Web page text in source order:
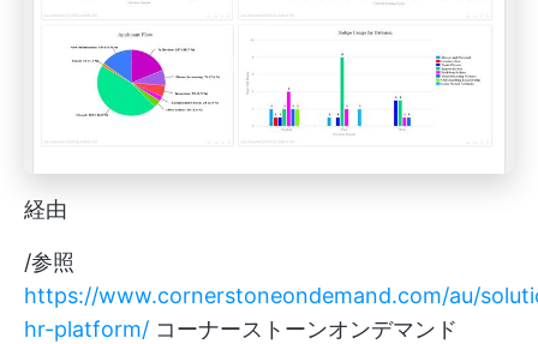
経由
/参照
https://www.cornerstoneondemand.com/au/
hr-platform/ コーナーストーンオンデマンド